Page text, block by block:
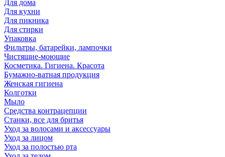
Для дома
Для кухни
Для пикника
Для стирки
Упаковка
Фильтры, батарейки, лампочки
Чистящие-моющие
Косметика. Гигиена. Красота
Бумажно-ватная продукция
Женская гигиена
Колготки
Мыло
Средства контрацепции
Станки, все для бритья
Уход за волосами и аксессуары
Уход за лицом
Уход за полостью рта